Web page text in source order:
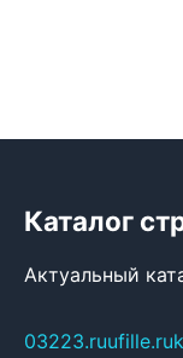
Каталог
Актуальный
03223.ruufille.ru